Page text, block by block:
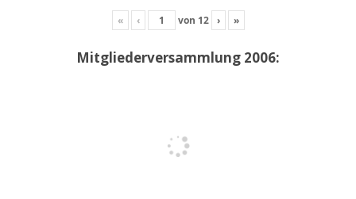
« ‹ von 12 › »
Mitgliederversammlung 2006: